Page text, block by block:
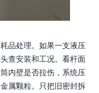
品处理。如果一支液压
查安装和工况。看杆面
内壁是否拉伤，系统压
属颗粒。只把旧密封拆